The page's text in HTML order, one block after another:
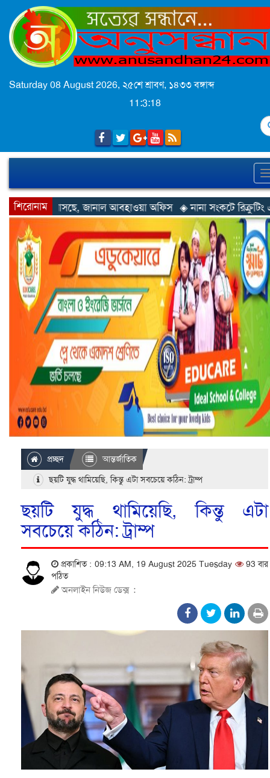
Saturday 08 August 2026, ২৫শে শ্রাবণ, ১৪৩৩ বঙ্গাব্দ
11:3:21
শিরোনাম
আবহাওয়া অফিস ◈ নানা সংকটে রিক্রুটিং এজেন্সি, হুমকির মুখে শ্রম
প্রচ্ছদ
আন্তর্জাতিক
ছয়টি যুদ্ধ থামিয়েছি, কিন্তু এটা সবচেয়ে কঠিন: ট্রাম্প
ছয়টি যুদ্ধ থামিয়েছি, কিন্তু এটা
সবচেয়ে কঠিন: ট্রাম্প
প্রকাশিত : 09:13 AM, 19 August 2025 Tuesday
93 বার
পঠিত
অনলাইন নিউজ ডেক্স :